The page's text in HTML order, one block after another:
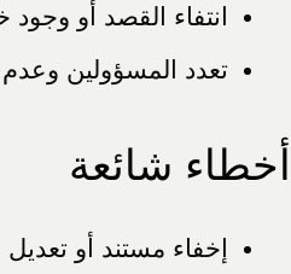
انتفاء القصد أو
تعدد المسؤولين
أخطاء شائعة
إخفاء مستند أو